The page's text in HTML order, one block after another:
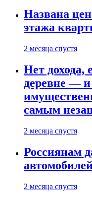
Названа
этажа
2 месяца спустя
Нет дохода,
деревне —
самым
2 месяца спустя
Россиянам
2 месяца спустя